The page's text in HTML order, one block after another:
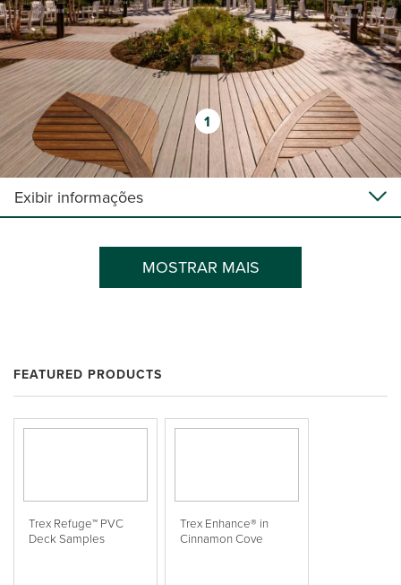
1
Exibir informações
MOSTRAR MAIS
FEATURED PRODUCTS
Trex Refuge™ PVC
Deck Samples
Trex Enhance® in
Cinnamon Cove